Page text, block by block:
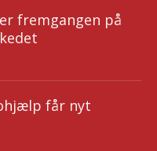
fremgangen på
får nyt